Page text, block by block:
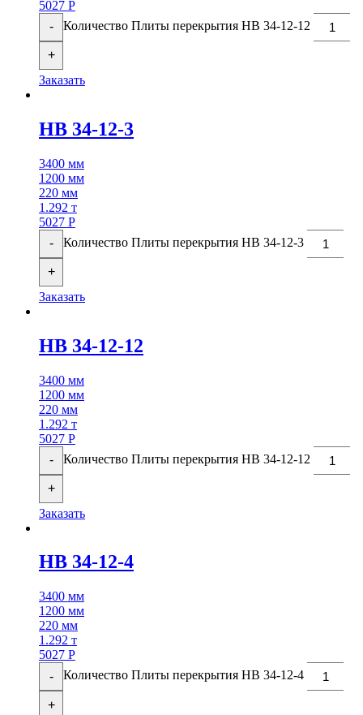
5027 Р
-
Количество Плиты перекрытия НВ 34-12-12
+
Заказать
НВ 34-12-3
3400 мм
1200 мм
220 мм
1.292 т
5027 Р
-
Количество Плиты перекрытия НВ 34-12-3
+
Заказать
НВ 34-12-12
3400 мм
1200 мм
220 мм
1.292 т
5027 Р
-
Количество Плиты перекрытия НВ 34-12-12
+
Заказать
НВ 34-12-4
3400 мм
1200 мм
220 мм
1.292 т
5027 Р
-
Количество Плиты перекрытия НВ 34-12-4
+